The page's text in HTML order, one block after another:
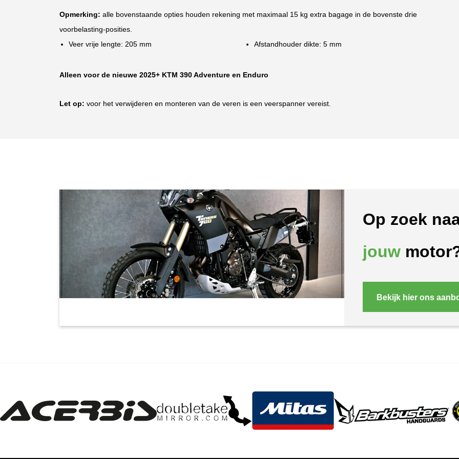
Opmerking: alle bovenstaande opties houden rekening met maximaal 15 kg extra bagage in de bovenste drie
voorbelasting-posities.
Veer vrije lengte: 205 mm
Afstandhouder dikte: 5 mm
Alleen voor de nieuwe 2025+ KTM 390 Adventure en Enduro
Let op: voor het verwijderen en monteren van de veren is een veerspanner vereist.
Op zoek
jouw
Bekijk hier ons